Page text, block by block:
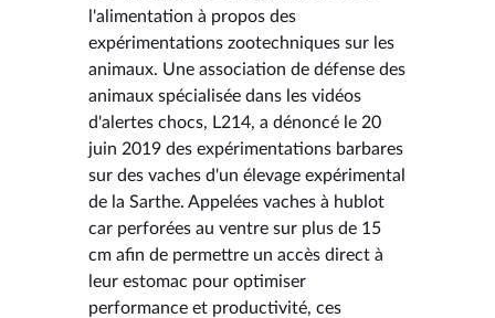
l'alimentation à propos des
expérimentations zootechniques sur les
animaux. Une association de défense des
animaux spécialisée dans les vidéos
d'alertes chocs, L214, a dénoncé le 20
juin 2019 des expérimentations barbares
sur des vaches d'un élevage expérimental
de la Sarthe. Appelées vaches à hublot
car perforées au ventre sur plus de 15
cm afin de permettre un accès direct à
leur estomac pour optimiser
performance et productivité, ces